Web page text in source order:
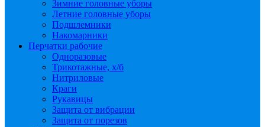
Зимние головные уборы
Летние головные уборы
Подшлемники
Накомарники
Перчатки рабочие
Одноразовые
Трикотажные, х/б
Нитриловые
Краги
Рукавицы
Защита от вибрации
Защита от порезов